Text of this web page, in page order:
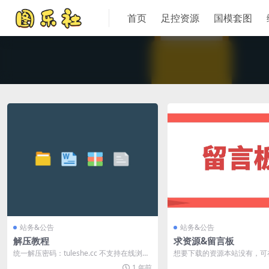
首页 足控资源 国模套图
站务&公告
解压教程
统一解压密码：tuleshe.cc 不支持在线浏览/
站务&公告
求资源&留言板
想要下载的资源本站没有，